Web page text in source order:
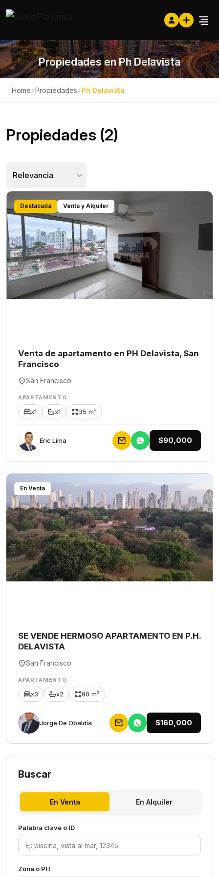
Propiedades en Ph Delavista
Home ›Propiedades ›Ph Delavista
Propiedades (2)
Relevancia
Destacada Venta y Alquiler
Venta de apartamento en PH Delavista, San
Francisco
San Francisco
APARTAMENTO
x1 x1 35 m²
Eric Lima $90,000
En Venta
SE VENDE HERMOSO APARTAMENTO EN P.H.
DELAVISTA
San Francisco
APARTAMENTO
x3 x2 90 m²
Jorge De Obaldía $160,000
Buscar
En Venta En Alquiler
Palabra clave o ID
Zona o PH